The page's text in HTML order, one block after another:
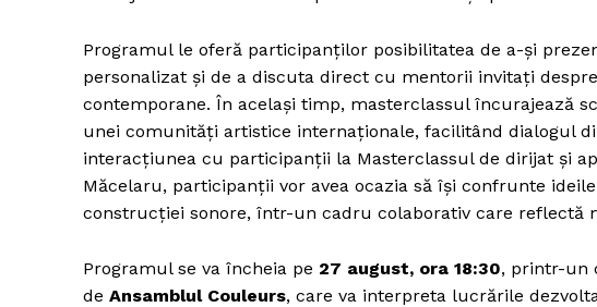
Programul le oferă participanților posibilitatea de a-și
personalizat și de a discuta direct cu mentorii invitați
contemporane. În același timp, masterclassul încurajează
unei comunități artistice internaționale, facilitând dialogul
interacțiunea cu participanții la Masterclassul de dirijat și
Măcelaru, participanții vor avea ocazia să își confrunte
construcției sonore, într-un cadru colaborativ care reflectă
Programul se va încheia pe 27 august, ora 18:30, printr-un
de Ansamblul Couleurs, care va interpreta lucrările